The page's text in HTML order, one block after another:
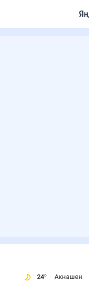
24° Акнашен